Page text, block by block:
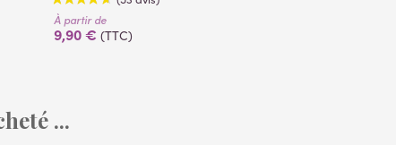
À partir de
9,90 € (TTC)
...